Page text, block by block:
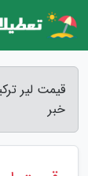
خبر